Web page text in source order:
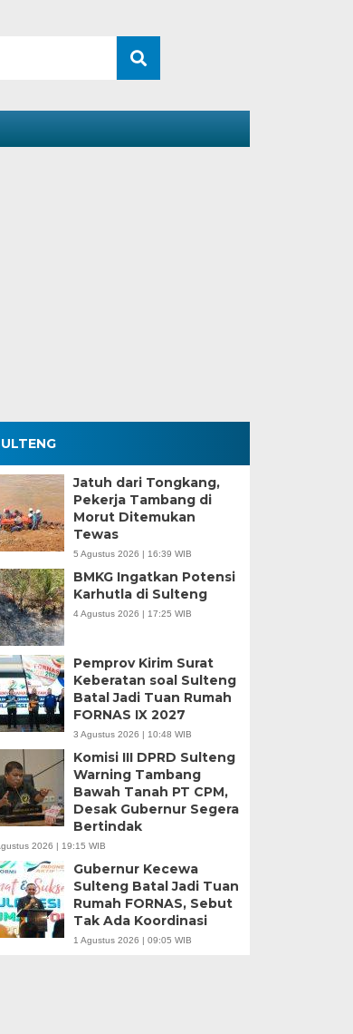
yang
Hafid
kursi gubernur
Jatuh dari Tongkang,
Pekerja Tambang di
Morut Ditemukan
Tewas
5 Agustus 2026 | 16:39 WIB
BMKG Ingatkan Potensi
Karhutla di Sulteng
4 Agustus 2026 | 17:25 WIB
Pemprov Kirim Surat
Keberatan soal Sulteng
Batal Jadi Tuan Rumah
FORNAS IX 2027
3 Agustus 2026 | 10:48 WIB
Komisi III DPRD Sulteng
Warning Tambang
Bawah Tanah PT CPM,
Desak Gubernur Segera
Bertindak
2026 | 19:15 WIB
Gubernur Kecewa
Sulteng Batal Jadi Tuan
Rumah FORNAS, Sebut
Tak Ada Koordinasi
1 Agustus 2026 | 09:05 WIB